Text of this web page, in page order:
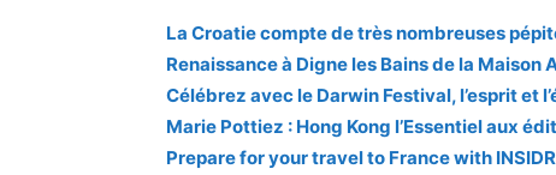
La Croatie compte de très nombreuses
Renaissance à Digne les Bains de la Maison
Célébrez avec le Darwin Festival, l’esprit et
Marie Pottiez : Hong Kong l’Essentiel aux
Prepare for your travel to France with INSIDR